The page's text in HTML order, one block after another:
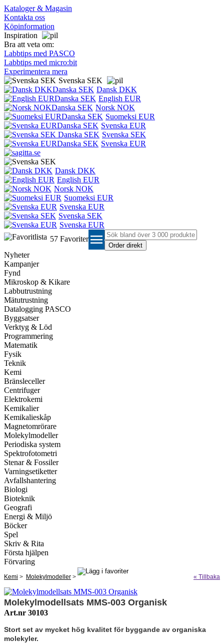
Kataloger & Magasin
Kontakta oss
Köpinformation
Inspiration
Bra att veta om:
Labbtips med PASCO
Labbtips med micro:bit
Experimentera mera
Svenska SEK
Dansk DKK
English EUR
Norsk NOK
Suomeksi EUR
Svenska EUR
Svenska SEK
Svenska EUR
Dansk DKK
English EUR
Norsk NOK
Suomeksi EUR
Svenska EUR
Svenska SEK
Svenska EUR
57 Favoriter menu
Nyheter
Kampanjer
Fynd
Mikroskop & Kikare
Labbutrustning
Mätutrustning
Datalogging PASCO
Byggsatser
Verktyg & Löd
Programmering
Matematik
Fysik
Teknik
Kemi
Bränsleceller
Centrifuger
Elektrokemi
Kemikalier
Kemikalieskåp
Magnetomrörare
Molekylmodeller
Periodiska system
Spektrofotometri
Stenar & Fossiler
Varningsetiketter
Avfallshantering
Biologi
Bioteknik
Geografi
Energi & Miljö
Böcker
Spel
Skriv & Rita
Första hjälpen
Förvaring
Kemi > Molekylmodeller > « Tillbaka
Molekylmodellsats MMS-003 Organisk
Art.nr 30103
Stort set av mycket hög kvalitet för byggande av organiska
molekyler.